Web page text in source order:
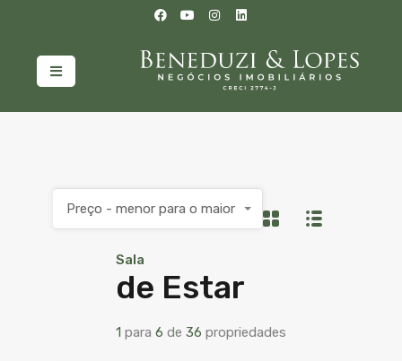
Sala
de Estar
1 para 6 de 36 propriedades
Preço - menor para o maior